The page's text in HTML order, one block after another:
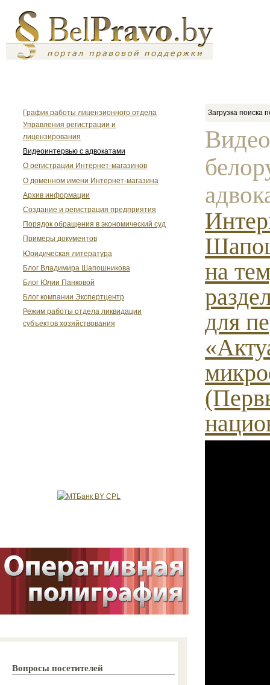
График работы лицензионного отдела
Управления регистрации и
лицензирования
Видеоинтервью с адвокатами
О регистрации Интернет-магазинов
О доменном имени Интернет-магазина
Архив информации
Создание и регистрация предприятия
Порядок обращения в экономический суд
Примеры документов
Юридическая литература
Блог Владимира Шапошникова
Блог Юлии Панковой
Блог компании Экспертцентр
Режим работы отдела ликвидации
субъектов хозяйствования
Вопросы посетителей
Загрузка поиска
на
для